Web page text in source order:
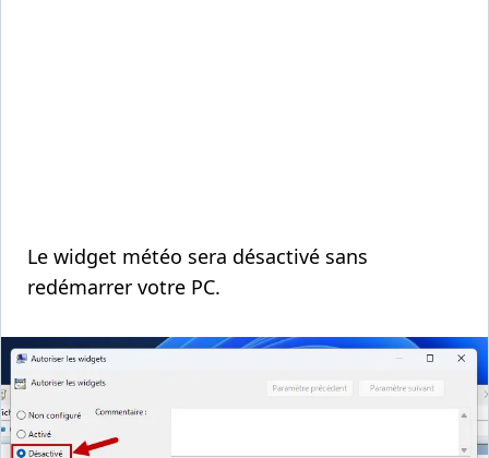
Le widget météo sera désactivé sans
redémarrer votre PC.